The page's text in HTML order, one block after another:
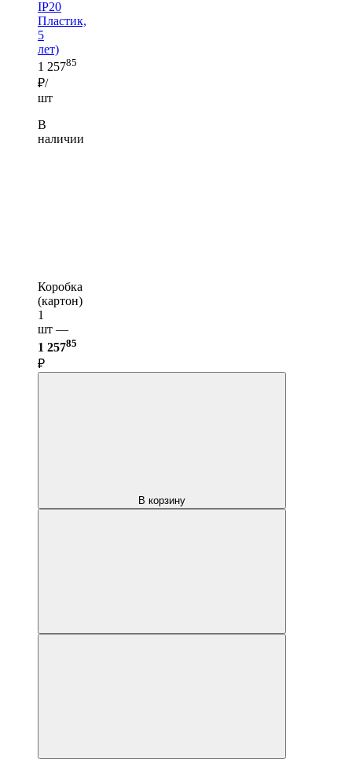
IP20
Пластик,
5
лет)
1 25785
₽/
шт
В
наличии
Коробка
(картон)
1
шт —
1 25785
₽
В корзину